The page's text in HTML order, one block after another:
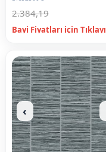
2.384,19
‹